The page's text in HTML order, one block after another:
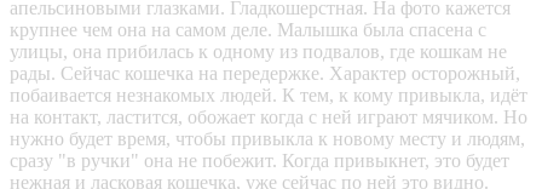
апельсиновыми глазками. Гладкошерстная. На фото кажется
крупнее чем она на самом деле. Малышка была спасена с
улицы, она прибилась к одному из подвалов, где кошкам не
рады. Сейчас кошечка на передержке. Характер осторожный,
побаивается незнакомых людей. К тем, к кому привыкла, идёт
на контакт, ластится, обожает когда с ней играют мячиком. Но
нужно будет время, чтобы привыкла к новому месту и людям,
сразу "в ручки" она не побежит. Когда привыкнет, это будет
нежная и ласковая кошечка, уже сейчас по ней это видно.